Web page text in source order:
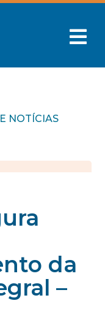
NOTÍCIAS
da
–